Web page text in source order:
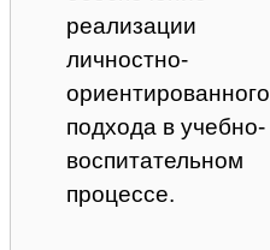
реализации
личностно-
ориентированного
подхода в учебно-
воспитательном
процессе.